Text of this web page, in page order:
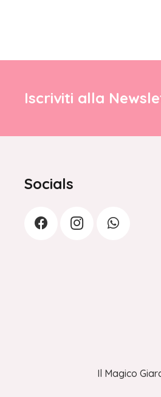
Iscriviti alla
Socials
Il Magico